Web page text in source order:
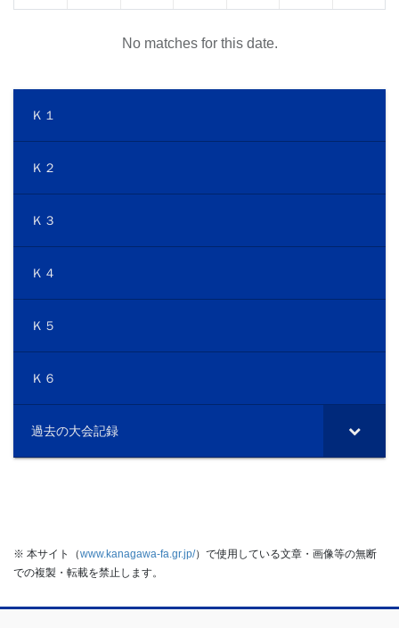
No matches for this date.
Ｋ１
Ｋ２
Ｋ３
Ｋ４
Ｋ５
Ｋ６
過去の大会記録
※ 本サイト（www.kanagawa-fa.gr.jp/）で使用している文章・画像等の無断
での複製・転載を禁止します。